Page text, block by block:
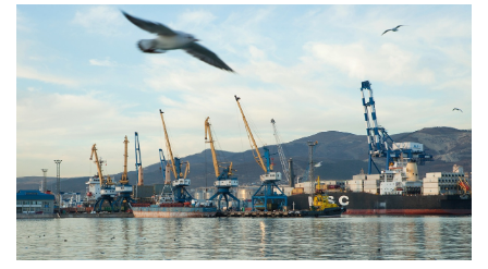
Вид на Новороссийский морской торговый порт
Фото: Алексей Зотов/ТАСС